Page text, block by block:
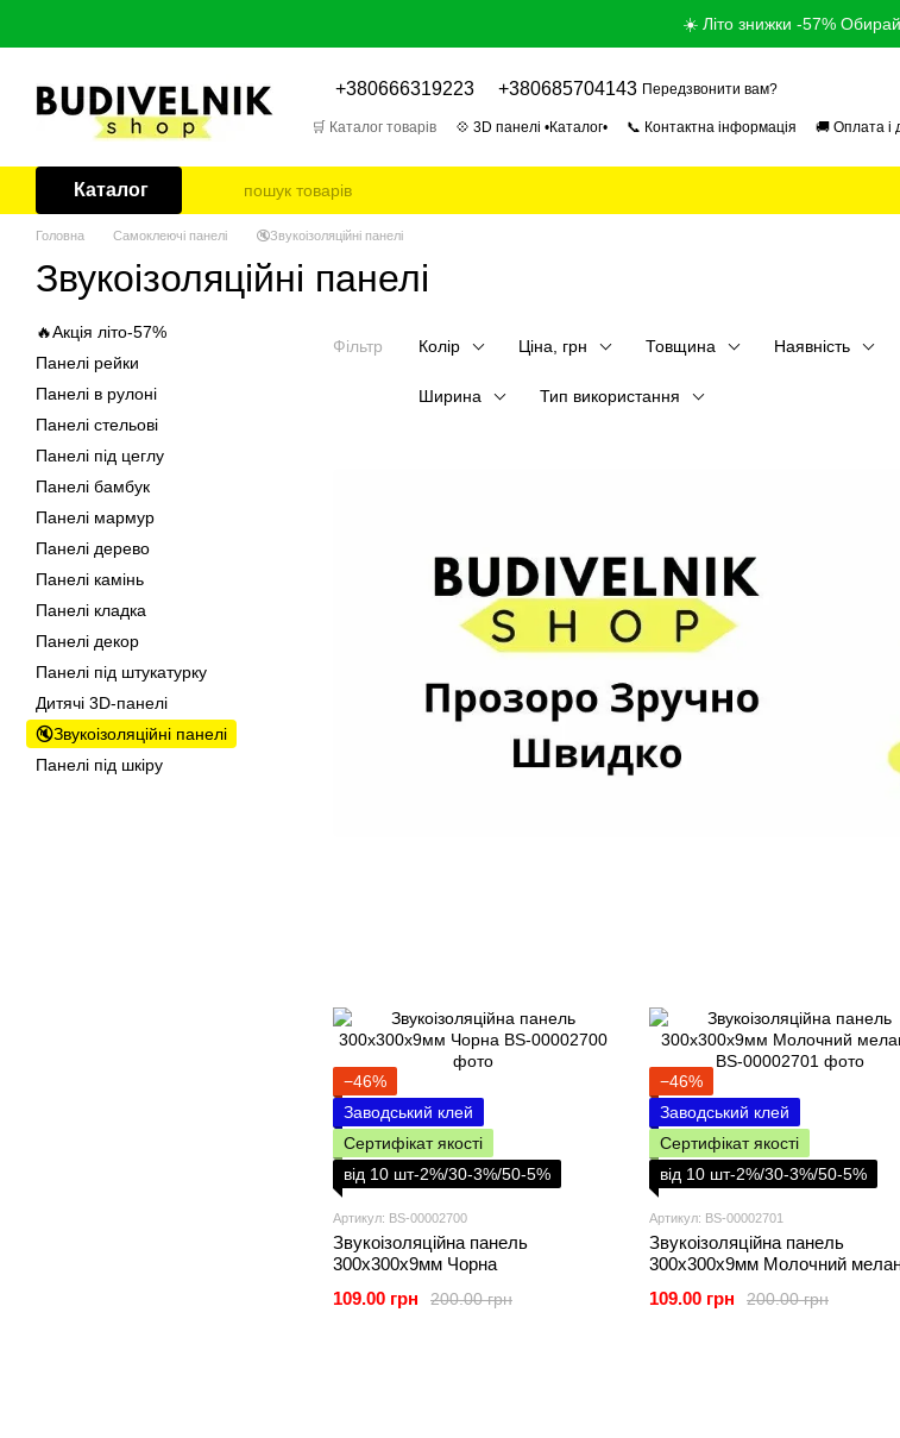
☀️ Літо знижки -57%
+380666319223 +380685704143 Передзвонити вам?
🛒 Каталог товарів 💠 3D панелі •Каталог• 📞 Контактна інформація 🚚 Оплата і
Каталог
Головна Самоклеючі панелі 🔇Звукоізоляційні панелі
Звукоізоляційні панелі
Фільтр Колір Ціна, грн Товщина Наявність
Ширина Тип використання
−46%
Заводський клей
Сертифікат якості
від 10 шт-2%/30-3%/50-5%
Артикул: BS-00002700
Звукоізоляційна панель
300х300х9мм Чорна
200.00 грн
109.00 грн
−46%
Заводський клей
Сертифікат якості
від 10 шт-2%/30-3%/50-5%
Артикул: BS-00002701
Звукоізоляційна панель
300х300х9мм Молочний
200.00 грн
109.00 грн
🔥Акція літо-57%
Панелі рейки
Панелі в рулоні
Панелі стельові
Панелі під цеглу
Панелі бамбук
Панелі мармур
Панелі дерево
Панелі камінь
Панелі кладка
Панелі декор
Панелі під штукатурку
Дитячі 3D-панелі
🔇Звукоізоляційні панелі
Панелі під шкіру